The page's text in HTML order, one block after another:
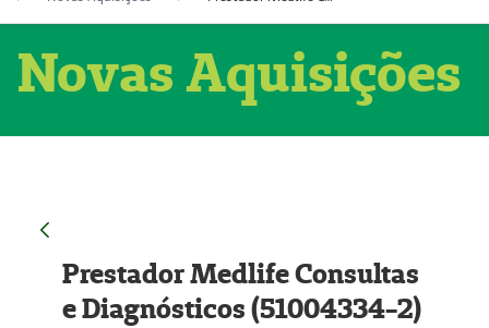
Novas Aquisições
Prestador Medlife Consultas
e Diagnósticos (51004334-2)